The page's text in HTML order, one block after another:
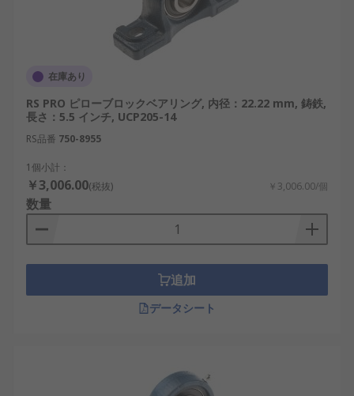
ピローブロック・プランマブロックの選定では、機
械条件と使用環境を総合的に判断することが重要で
軸径（ボア径）：対応する軸径を正確に把握
し、適合するサイズを選びます。
ベアリングユニットの種類：自動調心型や密
封型など、用途に合った構造を検討します。
センターハイト：設置高さが装置設計に影響
するため、寸法確認が必要です。
荷重条件：ラジアル荷重やアキシアル荷重の
大きさを考慮します。
使用環境：温度、湿度、粉塵の有無などを踏
まえた材質選定が求められます。
ピローブロック・プランマ
ピローブロック・プランマブロックは、信頼性が重
在庫あり
RS PRO ピローブロックベアリング, 内径：22.22 mm, 鋳鉄,
長さ：5.5 インチ, UCP205-14
RS品番 750-8955
1個小計：
￥3,006.00(税抜) ￥3,006.00/個
数量
追加
データシート